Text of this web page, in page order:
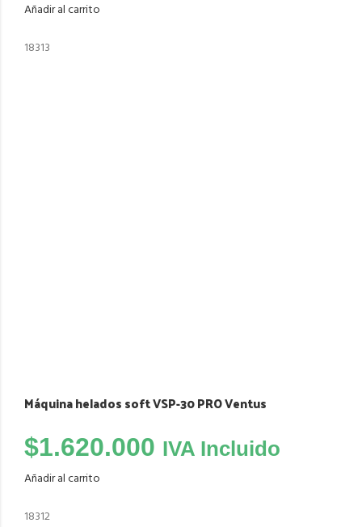
18313
Añadir al carrito
18312
Máquina helados soft VSP-30 PRO Ventus
$1.620.000 IVA Incluido
Añadir al carrito